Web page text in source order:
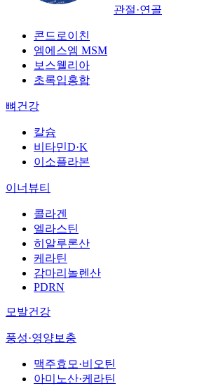
관절·연골
콘드로이친
엠에스엠 MSM
보스웰리아
초록입홍합
뼈건강
칼슘
비타민D·K
이소플라본
이너뷰티
콜라겐
엘라스틴
히알루론산
케라틴
감마리놀렌산
PDRN
모발건강
풍성·영양보충
맥주효모·비오틴
아미노산·케라틴